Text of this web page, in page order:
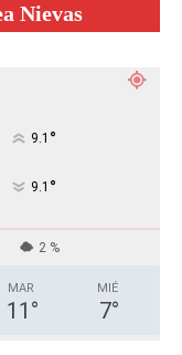
Nievas
9.1 °
9.1 °
2 %
MAR
11 °
MIÉ
7°